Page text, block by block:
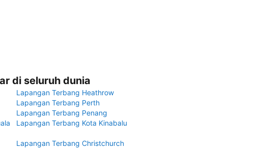
di seluruh dunia
Lapangan Terbang Heathrow
Lapangan Terbang Perth
Lapangan Terbang Penang
Lapangan Terbang Kota Kinabalu
Lapangan Terbang Christchurch